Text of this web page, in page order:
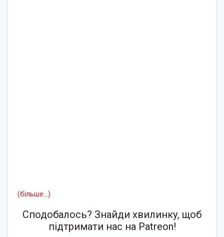
(більше…)
Сподобалось? Знайди хвилинку, щоб
підтримати нас на Patreon!